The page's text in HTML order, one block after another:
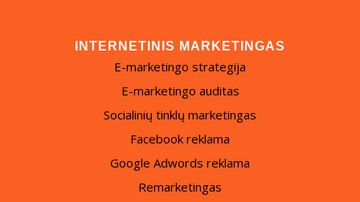
INTERNETINIS MARKETINGAS
E-marketingo strategija
E-marketingo auditas
Socialinių tinklų marketingas
Facebook reklama
Google Adwords reklama
Remarketingas